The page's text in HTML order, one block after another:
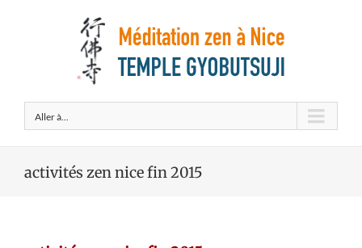
Aller à...
activités zen nice fin 2015